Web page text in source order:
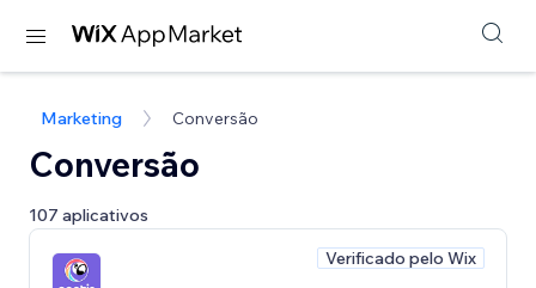
Marketing Conversão
Conversão
107 aplicativos
Verificado pelo Wix